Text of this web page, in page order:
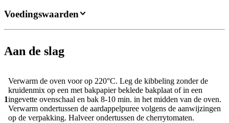
Aan de slag
1
Verwarm de oven voor op 220°C. Leg de kibbeling zonder de
kruidenmix op een met bakpapier beklede bakplaat of in een
ingevette ovenschaal en bak 8-10 min. in het midden van de oven.
Verwarm ondertussen de aardappelpuree volgens de aanwijzingen
op de verpakking. Halveer ondertussen de cherrytomaten.
Voedingswaarden